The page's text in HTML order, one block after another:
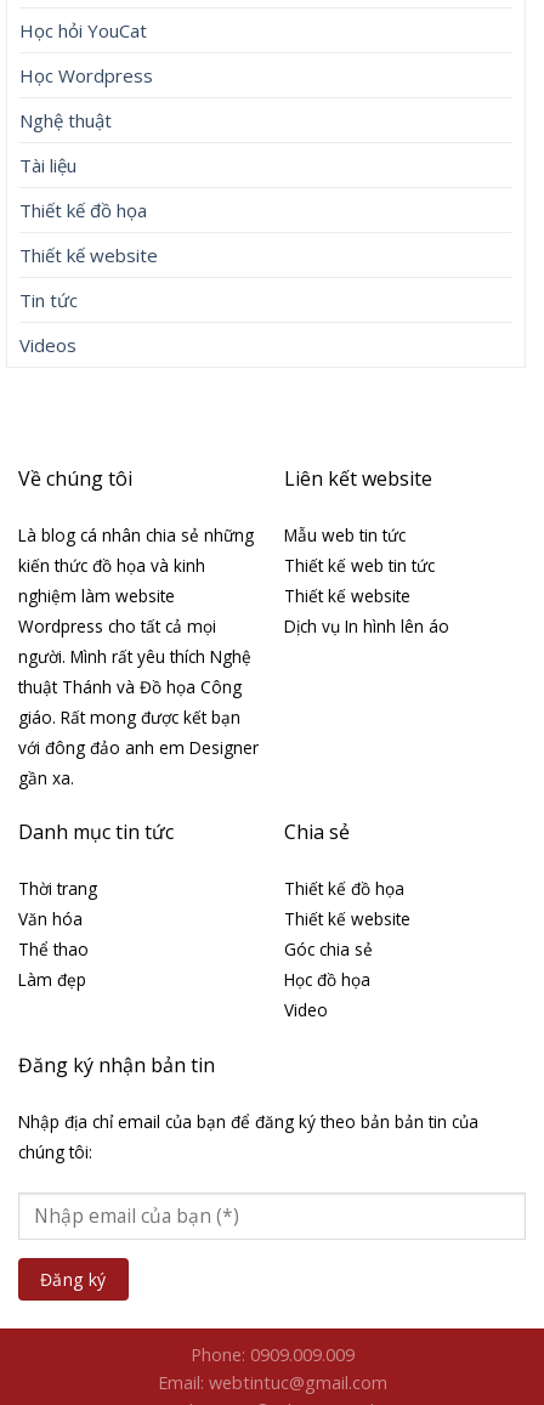
Học hỏi YouCat
Học Wordpress
Nghệ thuật
Tài liệu
Thiết kế đồ họa
Thiết kế website
Tin tức
Videos
Về chúng tôi
Là blog cá nhân chia sẻ những
kiến thức đồ họa và kinh
nghiệm làm website
Wordpress cho tất cả mọi
người. Mình rất yêu thích Nghệ
thuật Thánh và Đồ họa Công
giáo. Rất mong được kết bạn
với đông đảo anh em Designer
gần xa.
Liên kết website
Mẫu web tin tức
Thiết kế web tin tức
Thiết kế website
Dịch vụ In hình lên áo
Danh mục tin tức
Thời trang
Văn hóa
Thể thao
Làm đẹp
Chia sẻ
Thiết kế đồ họa
Thiết kế website
Góc chia sẻ
Học đồ họa
Video
Đăng ký nhận bản tin
Nhập địa chỉ email của bạn để đăng ký theo bản bản tin của
chúng tôi:
Phone: 0909.009.009
Email: webtintuc@gmail.com